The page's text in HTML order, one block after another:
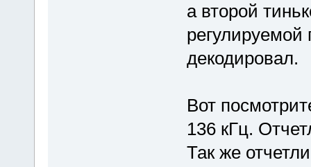
а второй
декодировал.
Вот
136 кГц.
Так же